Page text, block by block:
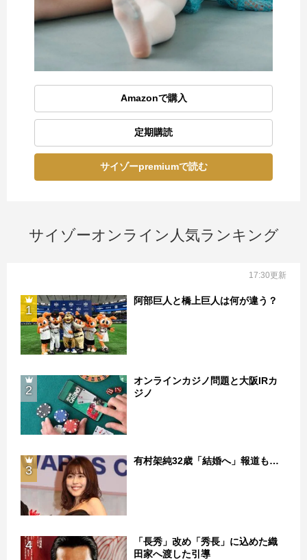
Amazonで購入
定期購読
サイゾーpremiumで読む
サイゾーオンライン人気ランキング
17:30更新
1
阿部巨人と橋上巨人は何が違う？
2
オンラインカジノ問題と大阪IRカ
ジノ
3
有村架純32歳「結婚へ」報道も…
4
「長秀」改め「秀長」に込めた織
田家へ渡した引導